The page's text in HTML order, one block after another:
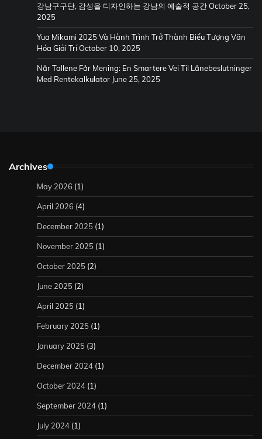
강남구구단, 감성을 디자인하는 강남의 예술적 공간October 25,
2025
Yua Mikami 2025 Và Hành Trình Trở Thành Biểu Tượng Văn
Hóa Giải TríOctober 10, 2025
Når Tallene Får Mening: En Smartere Vei Til Lånebeslutninger
Med Rentekalkulator June 25, 2025
Archives
May 2026 (1)
April 2026 (4)
December 2025 (1)
November 2025 (1)
October 2025 (2)
June 2025 (2)
April 2025 (1)
February 2025 (1)
January 2025 (3)
December 2024 (1)
October 2024 (1)
September 2024 (1)
July 2024 (1)